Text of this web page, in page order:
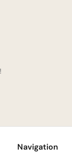
Navigation